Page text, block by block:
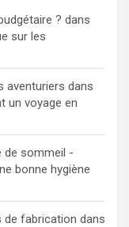
? dans
sur les
aventuriers dans
un voyage en
de sommeil -
bonne hygiène
de fabrication dans